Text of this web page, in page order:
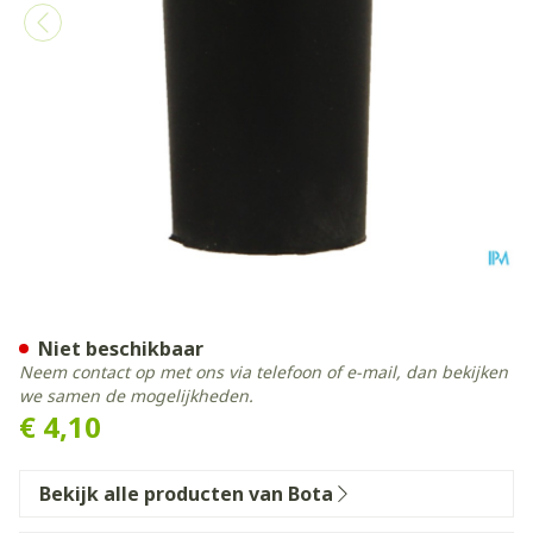
€ 4,10
Niet beschikbaar
Neem contact op met ons via telefoon of e-mail, dan bekijken
we samen de mogelijkheden.
Bekijk alle producten van Bota